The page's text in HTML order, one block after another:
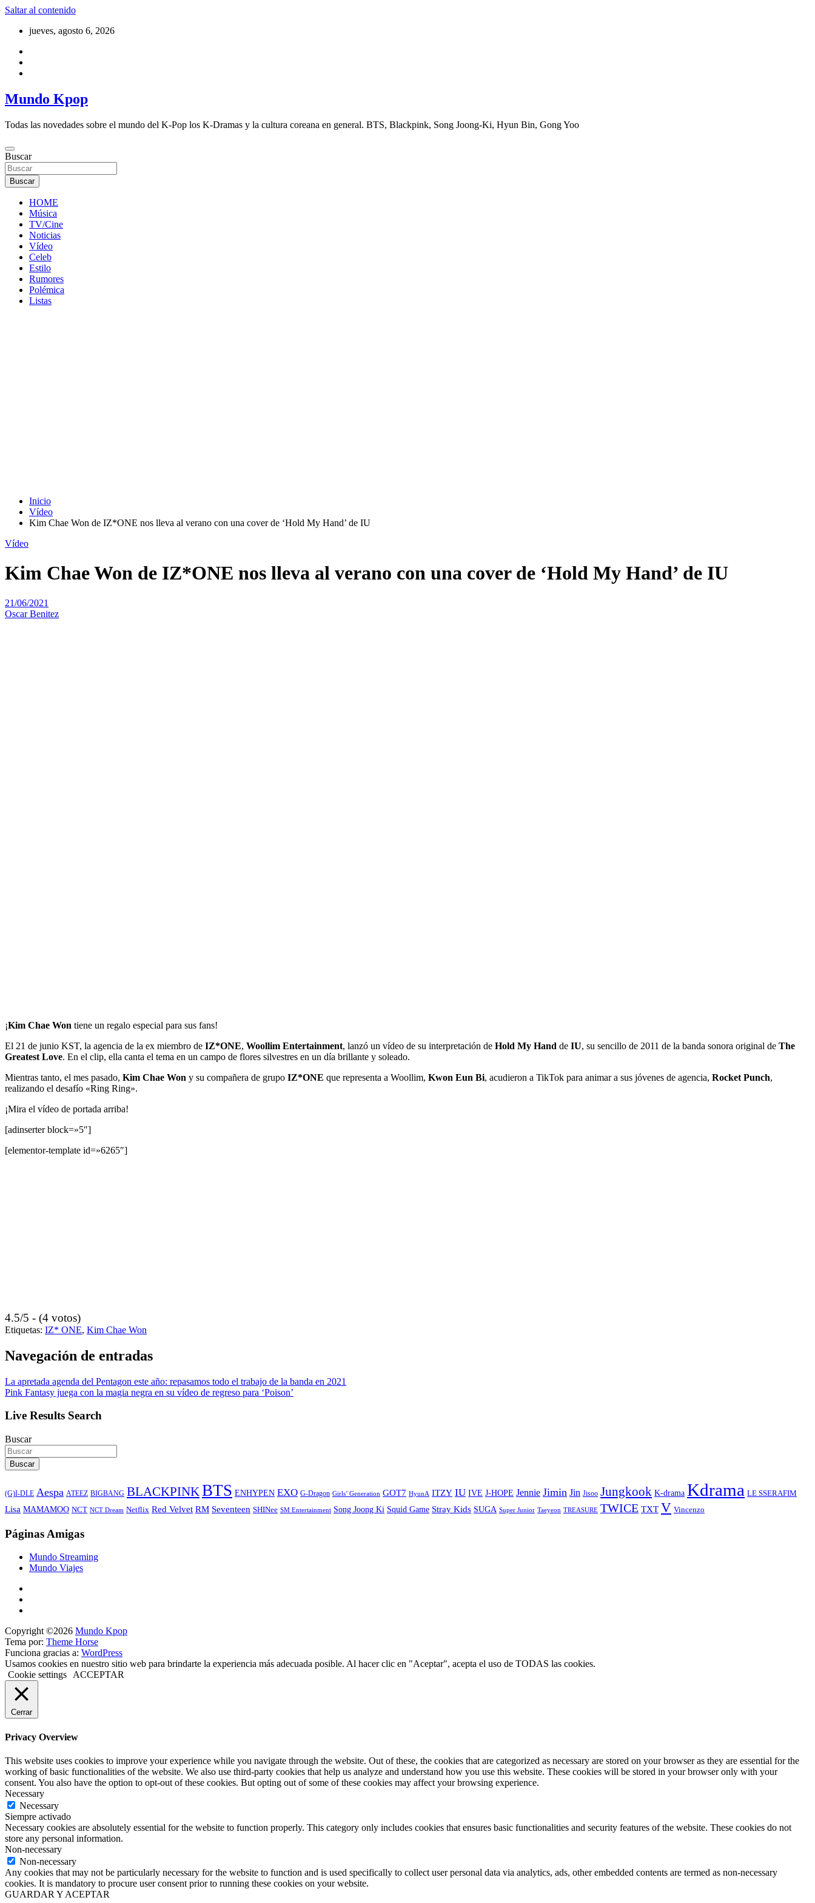
Saltar al contenido
jueves, agosto 6, 2026
Mundo Kpop
Todas las novedades sobre el mundo del K-Pop los K-Dramas y la cultura coreana en general. BTS, Blackpink, Song Joong-Ki, Hyun Bin, Gong Yoo
Buscar
Buscar
HOME
Música
TV/Cine
Noticias
Vídeo
Celeb
Estilo
Rumores
Polémica
Listas
Inicio
Vídeo
Kim Chae Won de IZ*ONE nos lleva al verano con una cover de ‘Hold My Hand’ de IU
Vídeo
Kim Chae Won de IZ*ONE nos lleva al verano con una cover de ‘Hold My Hand’ de IU
21/06/2021
Oscar Benitez
¡Kim Chae Won tiene un regalo especial para sus fans!
El 21 de junio KST, la agencia de la ex miembro de IZ*ONE, Woollim Entertainment, lanzó un vídeo de su interpretación de Hold My Hand de IU, su sencillo de 2011 de la banda sonora original de The
Greatest Love. En el clip, ella canta el tema en un campo de flores silvestres en un día brillante y soleado.
Mientras tanto, el mes pasado, Kim Chae Won y su compañera de grupo IZ*ONE que representa a Woollim, Kwon Eun Bi, acudieron a TikTok para animar a sus jóvenes de agencia, Rocket Punch,
realizando el desafío «Ring Ring».
¡Mira el vídeo de portada arriba!
[adinserter block=»5″]
[elementor-template id=»6265″]
4.5/5 - (4 votos)
Etiquetas: IZ* ONE, Kim Chae Won
Navegación de entradas
La apretada agenda del Pentagon este año: repasamos todo el trabajo de la banda en 2021
Pink Fantasy juega con la magia negra en su vídeo de regreso para ‘Poison’
Live Results Search
Buscar
Buscar
(G)I-DLE Aespa ATEEZ BIGBANG BLACKPINKBTS ENHYPEN EXO G-Dragon Girls’ Generation GOT7 HyunA ITZY IU IVE J-HOPE Jennie Jimin Jin Jisoo Jungkook K-drama Kdrama LE SSERAFIM
Lisa MAMAMOO NCT NCT Dream Netflix Red Velvet RM Seventeen SHINee SM Entertainment Song Joong Ki Squid Game Stray Kids SUGA Super Junior Taeyeon TREASURE TWICE TXT V Vincenzo
Páginas Amigas
Mundo Streaming
Mundo Viajes
Copyright ©2026 Mundo Kpop
Tema por: Theme Horse
Funciona gracias a: WordPress
Usamos cookies en nuestro sitio web para brindarte la experiencia más adecuada posible. Al hacer clic en "Aceptar", acepta el uso de TODAS las cookies.
Cookie settings
ACCEPTAR
Cerrar
Privacy Overview
This website uses cookies to improve your experience while you navigate through the website. Out of these, the cookies that are categorized as necessary are stored on your browser as they are essential for the
working of basic functionalities of the website. We also use third-party cookies that help us analyze and understand how you use this website. These cookies will be stored in your browser only with your
consent. You also have the option to opt-out of these cookies. But opting out of some of these cookies may affect your browsing experience.
Necessary
Necessary
Siempre activado
Necessary cookies are absolutely essential for the website to function properly. This category only includes cookies that ensures basic functionalities and security features of the website. These cookies do not
store any personal information.
Non-necessary
Non-necessary
Any cookies that may not be particularly necessary for the website to function and is used specifically to collect user personal data via analytics, ads, other embedded contents are termed as non-necessary
cookies. It is mandatory to procure user consent prior to running these cookies on your website.
GUARDAR Y ACEPTAR